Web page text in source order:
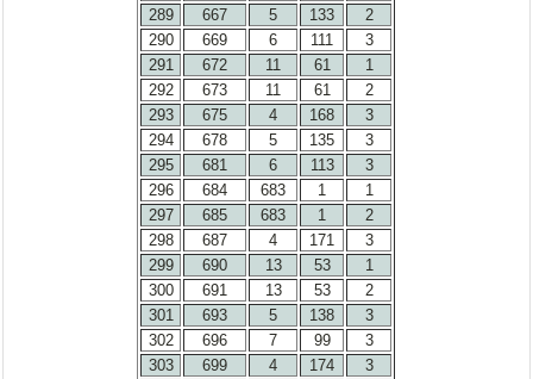
289
667 5 133
2
290
669 6 111
3
291
672 11 61
1
292
673 11 61
2
293
675 4 168
3
294
678 5 135
3
295
681 6 113
3
296
684 683 1
1
297
685 683 1
2
298
687 4 171
3
299
690 13 53
1
300
691 13 53
2
301
693 5 138
3
302
696 7 99
3
303
699 4 174
3